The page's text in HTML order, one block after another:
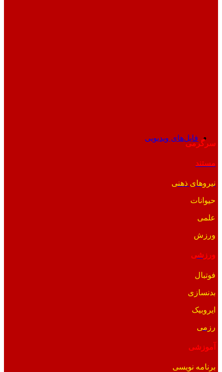
فایل‌های ویدیویی
سرگرمی
مستند
نیروهای ذهنی
حیوانات
علمی
ورزش
ورزشی
فوتبال
بدنسازی
ایروبیک
رزمی
آموزشی
برنامه نویسی